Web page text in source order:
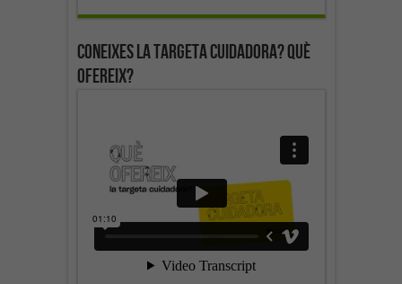
Coneixes la targeta cuidadora? Què
ofereix?